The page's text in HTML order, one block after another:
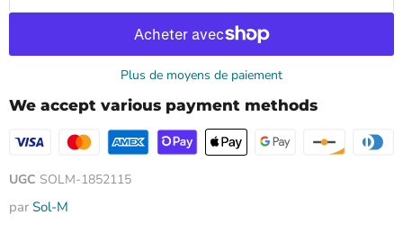
Plus de moyens de paiement
We accept various payment methods
UGC SOLM-1852115
par Sol-M